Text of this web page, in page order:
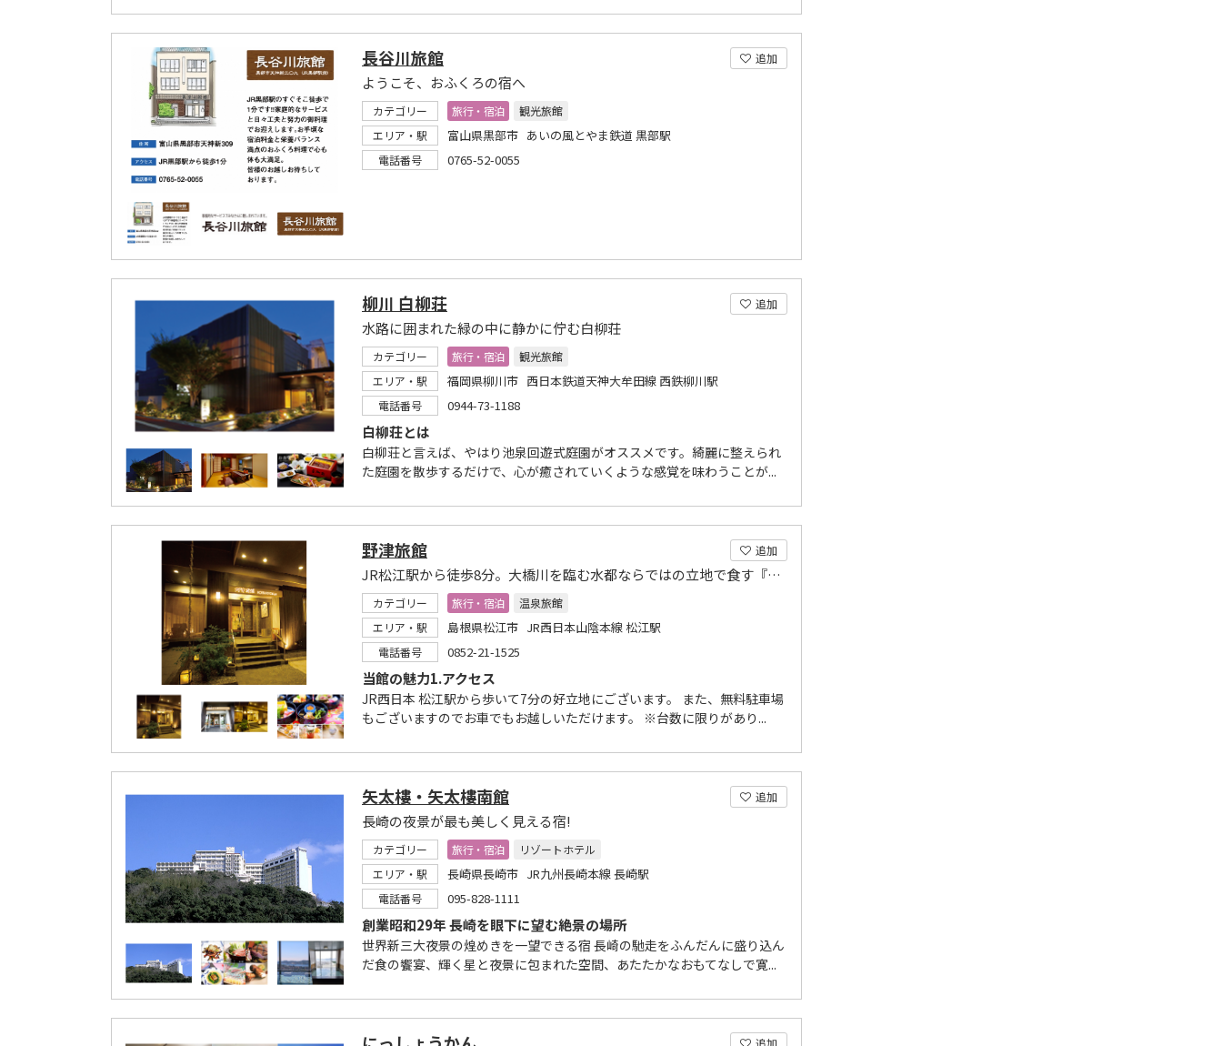
追加
長谷川旅館
ようこそ、おふくろの宿へ
カテゴリー 旅行・宿泊
観光旅館
エリア・駅
富山県黒部市 あいの風とやま鉄道 黒部駅
電話番号 0765-52-0055
追加
柳川 白柳荘
水路に囲まれた緑の中に静かに佇む白柳荘
カテゴリー 旅行・宿泊
観光旅館
エリア・駅
福岡県柳川市 西日本鉄道天神大牟田線 西鉄柳川駅
電話番号 0944-73-1188
白柳荘とは
白柳荘と言えば、やはり池泉回遊式庭園がオススメです。綺麗に整えられ
た庭園を散歩するだけで、心が癒されていくような感覚を味わうことが...
追加
野津旅館
JR松江駅から徒歩8分。大橋川を臨む水都ならではの立地で食す『山陰の旬』をご堪能ください。
カテゴリー 旅行・宿泊
温泉旅館
エリア・駅
島根県松江市 JR西日本山陰本線 松江駅
電話番号 0852-21-1525
当館の魅力1.アクセス
JR西日本 松江駅から歩いて7分の好立地にございます。 また、無料駐車場
もございますのでお車でもお越しいただけます。 ※台数に限りがあり...
追加
矢太樓・矢太樓南館
長崎の夜景が最も美しく見える宿!
カテゴリー 旅行・宿泊
リゾートホテル
エリア・駅
長崎県長崎市 JR九州長崎本線 長崎駅
電話番号 095-828-1111
創業昭和29年 長崎を眼下に望む絶景の場所
世界新三大夜景の煌めきを一望できる宿 長崎の馳走をふんだんに盛り込ん
だ食の饗宴、輝く星と夜景に包まれた空間、あたたかなおもてなしで寛...
追加